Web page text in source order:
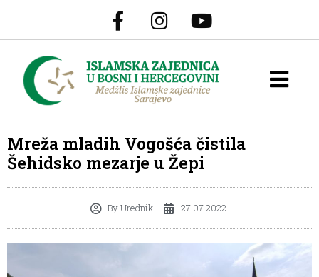
Mreža mladih Vogošća čistila
Šehidsko mezarje u Žepi
ByUrednik 27.07.2022.